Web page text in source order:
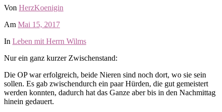
Von HerzKoenigin
Am Mai 15, 2017
In Leben mit Herrn Wilms
Nur ein ganz kurzer Zwischenstand:
Die OP war erfolgreich, beide Nieren sind noch dort, wo sie sein
sollen. Es gab zwischendurch ein paar Hürden, die gut gemeistert
werden konnten, dadurch hat das Ganze aber bis in den Nachmittag
hinein gedauert.